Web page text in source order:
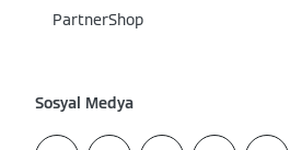
PartnerShop
Sosyal Medya